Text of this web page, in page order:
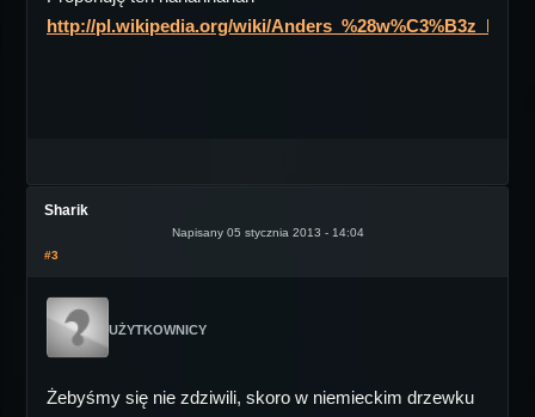
http://pl.wikipedia.org/wiki/
Sharik
Napisany 05 stycznia 2013 - 14:04
#3
UŻYTKOWNICY
Żebyśmy się nie zdziwili, skoro w niemieckim drzewku